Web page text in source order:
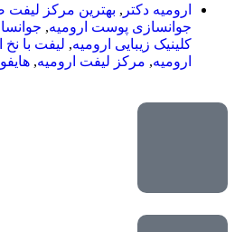
ارومیه دکتر , بهترین مرکز لیفت
جوانسازی پوست ارومیه,
کلینیک زیبایی ارومیه, لیفت با نخ
ارومیه, مرکز لیفت ارومیه,